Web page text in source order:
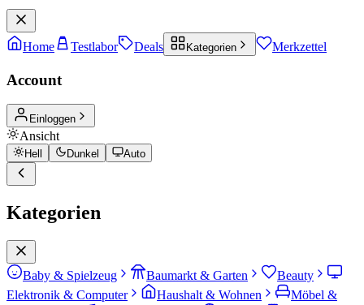
Home Testlabor Deals Kategorien Merkzettel
Account
Einloggen
Ansicht
Hell Dunkel Auto
Kategorien
Baby & Spielzeug Baumarkt & Garten
Beauty
Elektronik & Computer
Haushalt & Wohnen
Möbel &